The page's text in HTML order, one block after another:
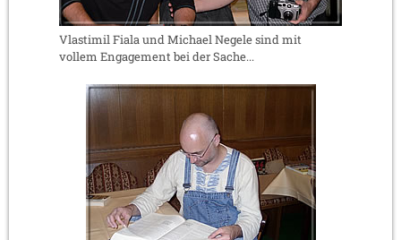
Vlastimil Fiala und Michael Negele sind mit
vollem Engagement bei der Sache...